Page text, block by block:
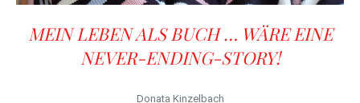
MEIN LEBEN ALS BUCH … WÄRE EINE
NEVER-ENDING-STORY!
Donata Kinzelbach